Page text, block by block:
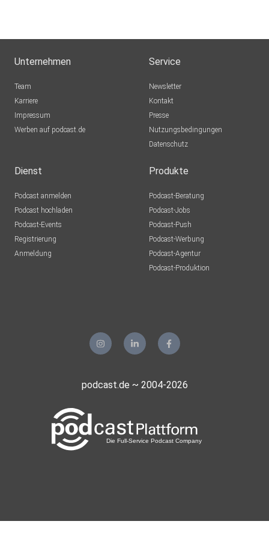
Unternehmen
Team
Karriere
Impressum
Werben auf podcast.de
Service
Newsletter
Kontakt
Presse
Nutzungsbedingungen
Datenschutz
Dienst
Podcast anmelden
Podcast hochladen
Podcast-Events
Registrierung
Anmeldung
Produkte
Podcast-Beratung
Podcast-Jobs
Podcast-Push
Podcast-Werbung
Podcast-Agentur
Podcast-Produktion
podcast.de ~ 2004-2026